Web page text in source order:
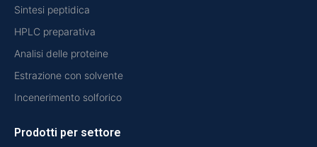
Sintesi peptidica
HPLC preparativa
Analisi delle proteine
Estrazione con solvente
Incenerimento solforico
Prodotti per settore